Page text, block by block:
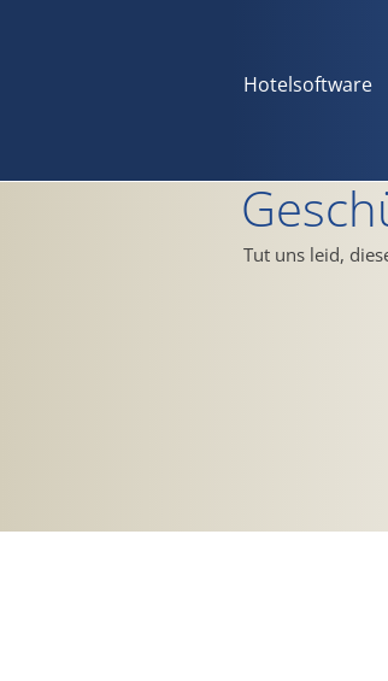
Hotelsoftware
Tut uns leid,